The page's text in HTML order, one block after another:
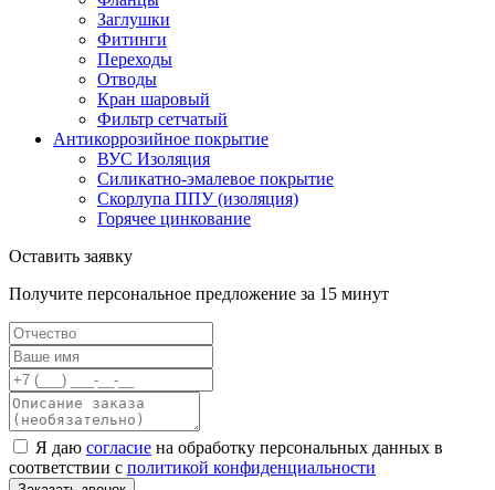
Заглушки
Фитинги
Переходы
Отводы
Кран шаровый
Фильтр сетчатый
Антикоррозийное покрытие
ВУС Изоляция
Силикатно-эмалевое покрытие
Скорлупа ППУ (изоляция)
Горячее цинкование
Оставить заявку
Получите персональное предложение за 15 минут
Я даю согласие на обработку персональных данных в
соответствии с политикой конфиденциальности